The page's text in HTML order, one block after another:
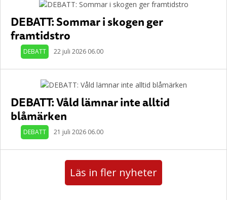
DEBATT: Sommar i skogen ger
framtidstro
DEBATT 22 juli 2026 06.00
DEBATT: Våld lämnar inte alltid
blåmärken
DEBATT 21 juli 2026 06.00
Läs in fler nyheter